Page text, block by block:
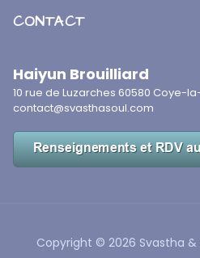
CONTACT
Haiyun Brouilliard
10 rue de Luzarches 60580 Coye-
contact@svasthasoul.com
Copyright © 2026 Svastha